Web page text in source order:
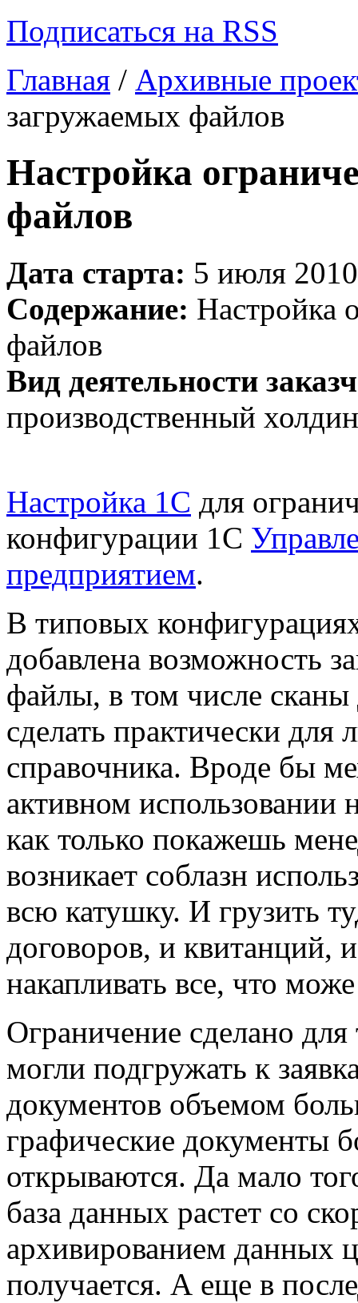
Подписаться на RSS
Главная / Архивные
загружаемых файлов
Настройка
файлов
Дата старта: 5 июля
Содержание: Настройка
файлов
Вид деятельности
производственный
Настройка 1С для
конфигурации 1С
предприятием.
В типовых
добавлена возможность
файлы, в том числе
сделать практически
справочника. Вроде бы
активном
как только покажешь
возникает соблазн
всю катушку. И грузить
договоров, и квитанций,
накапливать все, что
Ограничение сделано
могли подгружать к
документов объемом
графические документы
открываются. Да мало
база данных растет со
архивированием данных
получается. А еще в